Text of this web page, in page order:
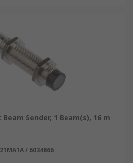
Beam Sender, 1 Beam(s), 16 m
/ 6034866